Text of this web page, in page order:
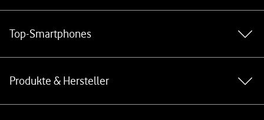
Top-Smartphones
Produkte & Hersteller